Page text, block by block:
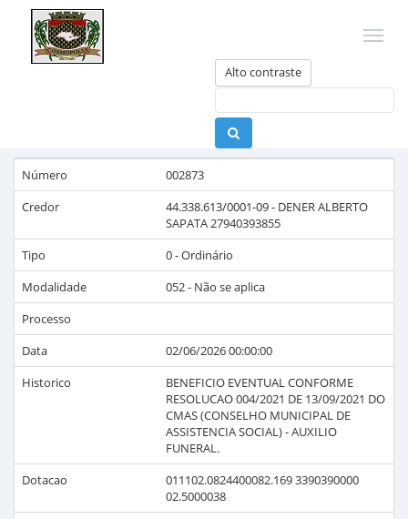
Alto contraste
Número
002873
Credor
44.338.613/0001-09- DENER ALBERTO
SAPATA 27940393855
Tipo
0 - Ordinário
Modalidade
052 - Não se aplica
Processo
Data
02/06/2026 00:00:00
Historico
BENEFICIO EVENTUAL CONFORME
RESOLUCAO 004/2021 DE 13/09/2021 DO
CMAS (CONSELHO MUNICIPAL DE
ASSISTENCIA SOCIAL) - AUXILIO
FUNERAL.
Dotacao
011102.0824400082.169 3390390000
02.5000038